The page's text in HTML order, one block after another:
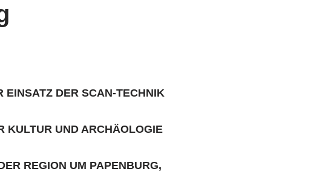
EINSATZ DER SCAN-TECHNIK
KULTUR UND ARCHÄOLOGIE
REGION UM PAPENBURG,